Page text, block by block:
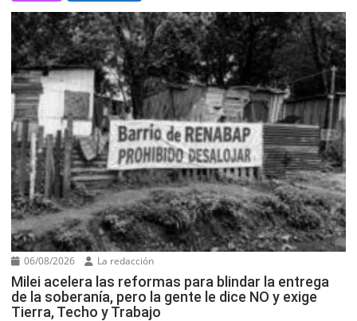
06/08/2026 La redacción
Milei acelera las reformas para blindar la entrega
de la soberanía, pero la gente le dice NO y exige
Tierra, Techo y Trabajo